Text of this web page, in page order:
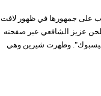
على جمهورها في ظهور لافت
عزيز الشافعي عبر صفحته
وظهرت شيرين وهي